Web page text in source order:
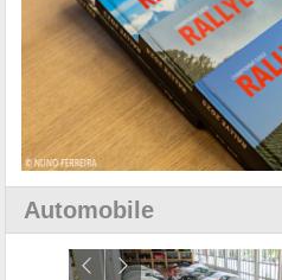
Automobile